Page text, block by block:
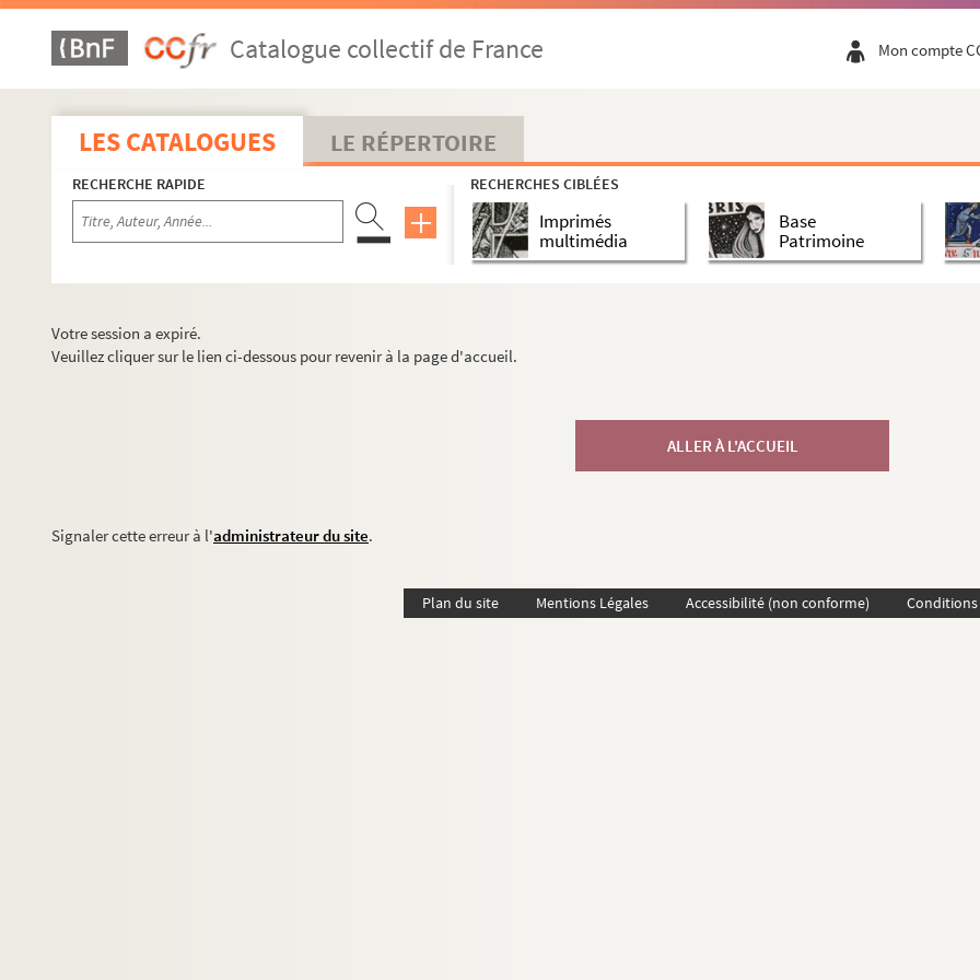
Catalogue collectif de France Mon compte
LES CATALOGUES LE RÉPERTOIRE
RECHERCHE RAPIDE RECHERCHES CIBLÉES
Imprimés
multimédia
Base
Patrimoine
Votre session a expiré.
Veuillez cliquer sur le lien ci-dessous pour revenir à la page d'accueil.
ALLER À L'ACCUEIL
Signaler cette erreur à l'administrateur du site.
Plan du site Mentions Légales Accessibilité (non conforme)